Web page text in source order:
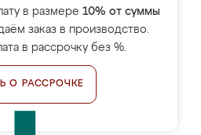
в размере 10% от суммы
заказ в производство.
в рассрочку без %.
О РАССРОЧКЕ